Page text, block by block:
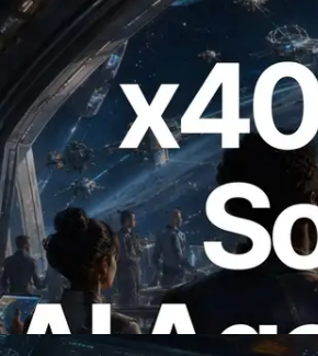
RPC compatible con
la que los agentes de IA
por las API que